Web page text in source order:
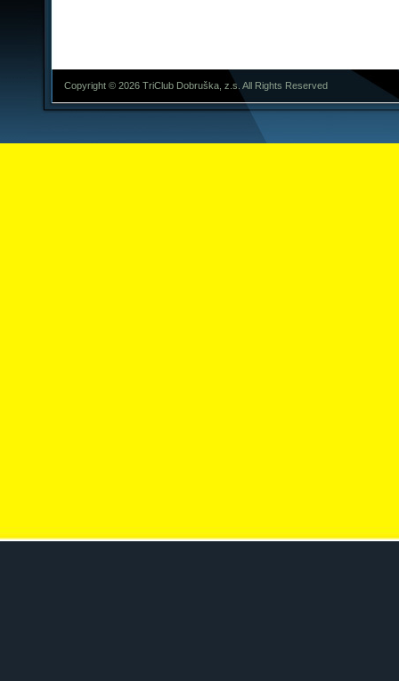
Copyright © 2026 TriClub Dobruška, z.s. All Rights Reserved